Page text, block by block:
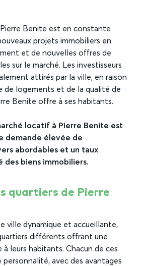
Benite est en constante
projets immobiliers en
et de nouvelles offres de
sur le marché. Les investisseurs
attirés par la ville, en raison
de logements et de la qualité de
Benite offre à ses habitants.
locatif à Pierre Benite est
demande élevée de
abordables et un taux
des biens immobiliers.
quartiers de Pierre
ville dynamique et accueillante,
différents offrant une
à leurs habitants. Chacun de ces
personnalité, avec des avantages